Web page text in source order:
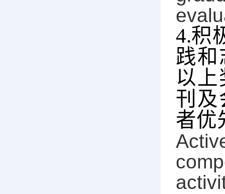
4.积
践和
以
刊及
者优